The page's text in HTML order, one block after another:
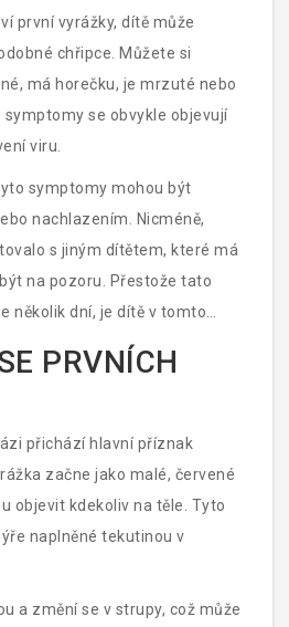
první vyrážky, dítě může
chřipce. Můžete si
má horečku, je mrzuté nebo
se obvykle objevují
viru.
symptomy mohou být
nachlazením. Nicméně,
s jiným dítětem, které má
na pozoru. Přestože tato
několik dní, je dítě v tomto
PRVNÍCH
přichází hlavní příznak
začne jako malé, červené
objevit kdekoliv na těle. Tyto
naplněné tekutinou v
a změní se v strupy, což může